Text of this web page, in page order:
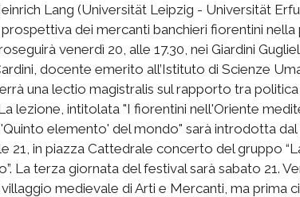
Lang (Universität Leipzig - Universität
dei mercanti banchieri fiorentini nella
venerdì 20, alle 17.30, nei Giardini
docente emerito all’Istituto di Scienze
una lectio magistralis sul rapporto tra
lezione, intitolata "I fiorentini nell'Oriente
elemento' del mondo" sarà introdotta
21, in piazza Cattedrale concerto del gruppo
La terza giornata del festival sarà sabato 21.
medievale di Arti e Mercanti, ma prima